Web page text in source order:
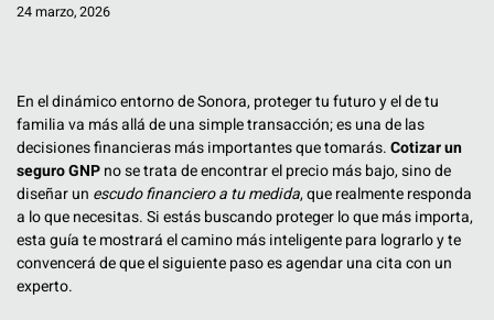
24 marzo, 2026
En el dinámico entorno de Sonora, proteger tu futuro y el de tu
familia va más allá de una simple transacción; es una de las
decisiones financieras más importantes que tomarás.Cotizar un
seguro GNPno se trata de encontrar el precio más bajo, sino de
diseñar un escudo financiero a tu medida, que realmente responda
a lo que necesitas. Si estás buscando proteger lo que más importa,
esta guía te mostrará el camino más inteligente para lograrlo y te
convencerá de que el siguiente paso es agendar una cita con un
experto.